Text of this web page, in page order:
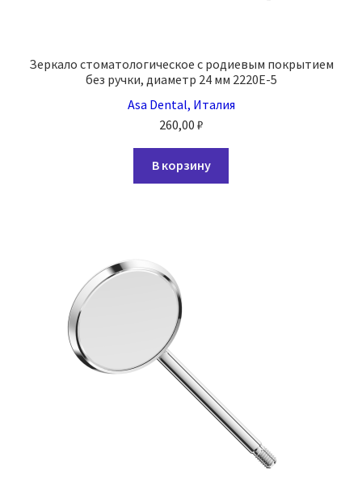
Зеркало стоматологическое с родиевым покрытием
без ручки, диаметр 24 мм 2220E-5
Asa Dental, Италия
260,00 ₽
В корзину